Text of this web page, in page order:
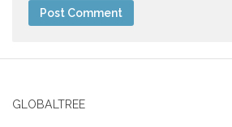
GLOBALTREE